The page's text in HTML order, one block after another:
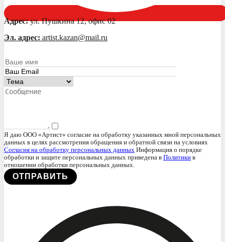
Адрес:ул. Пушкина 12, офис 02
Эл. адрес: artist.kazan@mail.ru
Я даю ООО «Артист» согласие на обработку указанных мной персональных
данных в целях рассмотрения обращения и обратной связи на условиях
Согласия на обработку персональных данных Информация о порядке
обработки и защите персональных данных приведена в Политики в
отношении обработки персональных данных.